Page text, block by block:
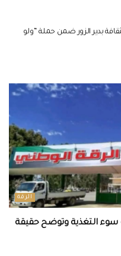
الثقافة بدير الزور ضمن حملة “ولو
الرقة
التغذية وتوضح حقيقة